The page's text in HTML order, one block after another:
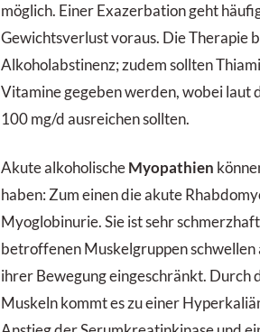
möglich. Einer Exazerbation geht
Gewichtsverlust voraus. Die Therapie
Alkoholabstinenz; zudem sollten
Vitamine gegeben werden, wobei laut
100 mg/d ausreichen sollten.
Akute alkoholische Myopathien
haben: Zum einen die akute
Myoglobinurie. Sie ist sehr
betroffenen Muskelgruppen schwellen
ihrer Bewegung eingeschränkt. Durch
Muskeln kommt es zu einer